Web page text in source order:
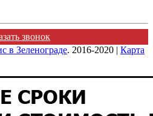
звонок
в Зеленограде. 2016-2020 | Карта